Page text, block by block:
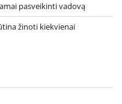
pasveikinti vadovą
žinoti kiekvienai